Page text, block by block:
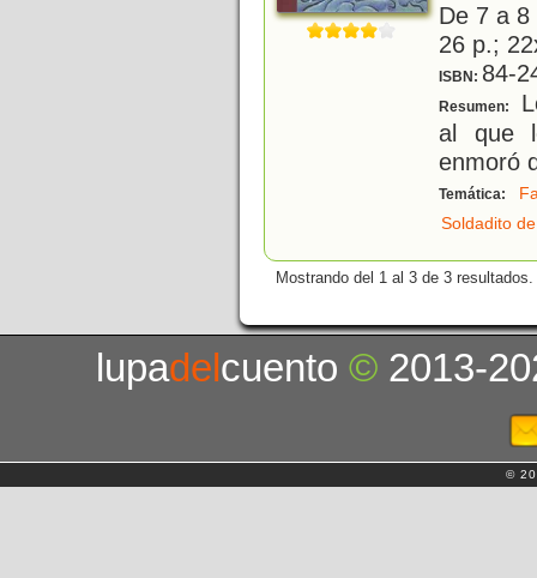
De 7 a
26 p.;
ISBN: 84-
Resumen:
al que
enmoró
Temática:
Soldadito
Mostrando del 1 al 3 de 3 resultados.
lupadelcuento© 2013-
©